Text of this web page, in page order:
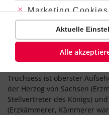
Erzbischöfe von Mainz
Deutschland), Köln
(Reichserzkanzler für
Kurfürsten, der König von
Erzmundschenk,
Truchsess ist oberster
der Herzog von Sachsen
Stellvertreter des Königs)
(Erzkämmerer, Kämmerer
Abgelehnt:
Marketing Cookies
Abgelehnt:
Aktuelle
Alle